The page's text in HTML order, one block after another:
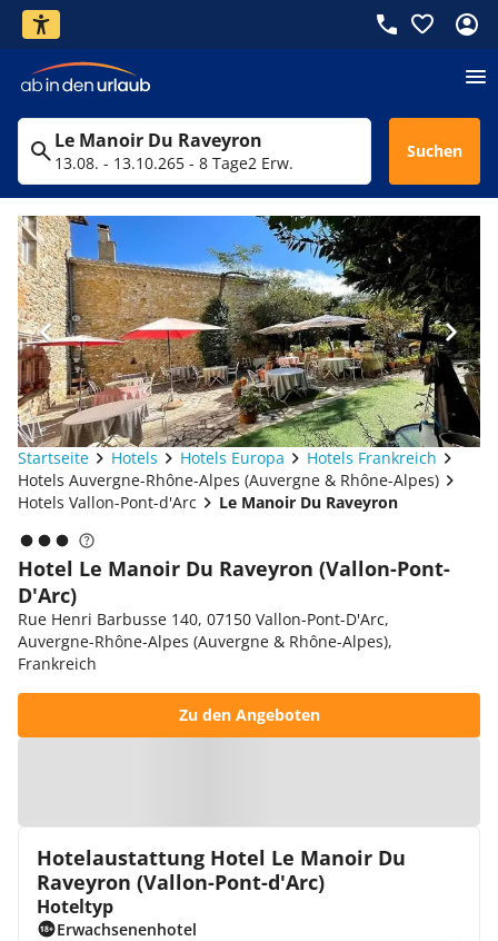
Le Manoir Du Raveyron
13.08. - 13.10.265 - 8 Tage2 Erw.
Suchen
Startseite Hotels Hotels Europa
Hotels Frankreich
Hotels Auvergne-Rhône-Alpes (Auvergne & Rhône-Alpes)
Hotels Vallon-Pont-d'Arc
Le Manoir Du Raveyron
Hotel Le Manoir Du Raveyron (Vallon-Pont-
D'Arc)
Rue Henri Barbusse 140, 07150 Vallon-Pont-D'Arc,
Auvergne-Rhône-Alpes (Auvergne & Rhône-Alpes),
Frankreich
Zu den Angeboten
Hotelaustattung Hotel Le Manoir Du
Raveyron (Vallon-Pont-d'Arc)
Hoteltyp
Erwachsenenhotel